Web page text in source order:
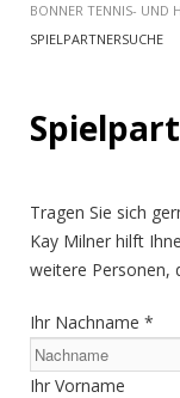
INHALT
BONNER TENNIS- UND
SPIELPARTNERSUCHE
Tragen Sie sich
Kay Milner hilft
weitere Personen,
Ihr Nachname *
Ihr Vorname